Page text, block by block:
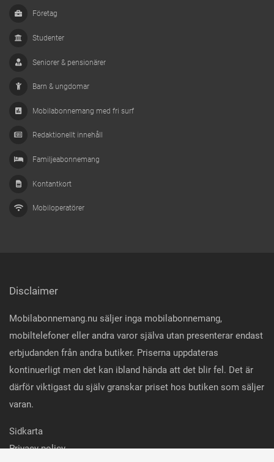
Företag
Studenter
Seniorer & pensionärer
Barn & ungdomar
Mobilabonnemang med fri surf
Redaktionellt innehåll
Familjeabonnemang
Kontantkort
Mobiloperatörer
Disclaimer
Mobilabonnemang.nu säljer inga mobilabonnemang,
mobiltelefoner eller andra varor själva utan presenterar endast
erbjudanden från andra butiker. Priserna uppdateras
kontinuerligt men det kan ibland hända att det blir fel. Det är
därför viktigast du själv granskar priset hos butiken som säljer
varan.
Sidkarta
Privacy policy